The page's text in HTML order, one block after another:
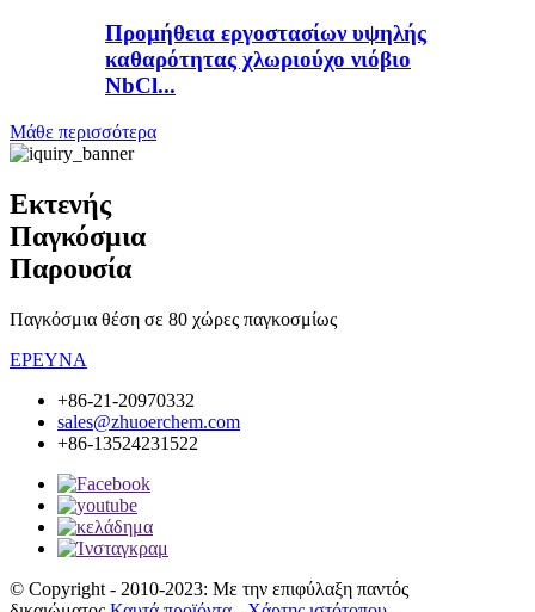
Προμήθεια εργοστασίων υψηλής
καθαρότητας χλωριούχο νιόβιο
NbCl...
Μάθε περισσότερα
Εκτενής
Παγκόσμια
Παρουσία
Παγκόσμια θέση σε 80 χώρες παγκοσμίως
ΕΡΕΥΝΑ
+86-21-20970332
sales@zhuoerchem.com
+86-13524231522
© Copyright - 2010-2023: Με την επιφύλαξη παντός